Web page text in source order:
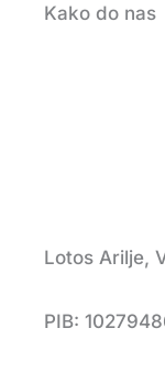
Kako do nas
Lotos Arilje,
PIB: